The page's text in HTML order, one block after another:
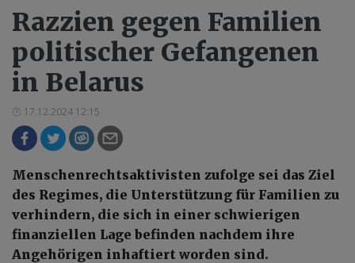
Razzien gegen Familien
politischer Gefangenen
in Belarus
17.12.2024 12:15
Menschenrechtsaktivisten zufolge sei das Ziel
des Regimes, die Unterstützung für Familien zu
verhindern, die sich in einer schwierigen
finanziellen Lage befinden nachdem ihre
Angehörigen inhaftiert worden sind.